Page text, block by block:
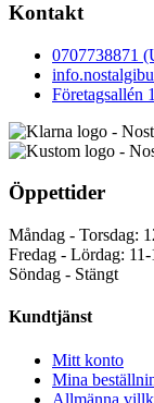
Kontakt
0707738871
Företagsallén
Öppettider
Måndag - Torsdag:
Fredag - Lördag: 11-
Söndag - Stängt
Kundtjänst
Mitt konto
Mina
Allmänna